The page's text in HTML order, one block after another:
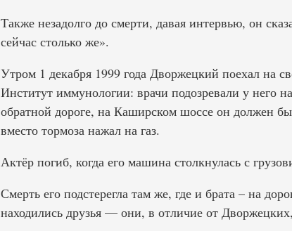
Также незадолго до смерти, давая интервью, он
сейчас столько же».
Утром 1 декабря 1999 года Дворжецкий поехал на
Институт иммунологии: врачи подозревали у него
обратной дороге, на Каширском шоссе он должен
вместо тормоза нажал на газ.
Актёр погиб, когда его машина столкнулась с
Смерть его подстерегла там же, где и брата – на
находились друзья — они, в отличие от